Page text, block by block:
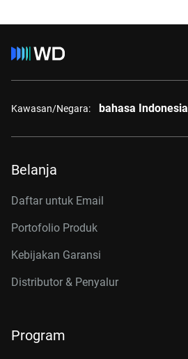
Kawasan/Negara: bahasa Indonesia
Belanja
Daftar untuk Email
Portofolio Produk
Kebijakan Garansi
Distributor & Penyalur
Program